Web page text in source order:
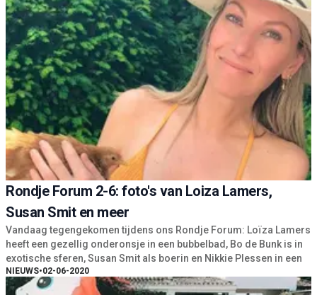
Rondje Forum 2-6: foto's van Loiza Lamers,
Susan Smit en meer
Vandaag tegengekomen tijdens ons Rondje Forum: Loïza Lamers
heeft een gezellig onderonsje in een bubbelbad, Bo de Bunk is in
exotische sferen, Susan Smit als boerin en Nikkie Plessen in een
NIEUWS•02-06-2020